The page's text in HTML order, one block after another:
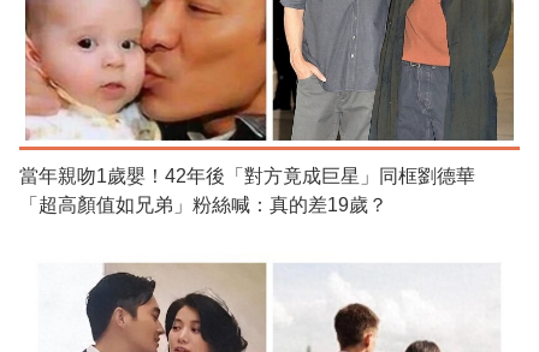
當年親吻1歲嬰！42年後「對方竟成巨星」同框劉德華
「超高顏值如兄弟」粉絲喊：真的差19歲？